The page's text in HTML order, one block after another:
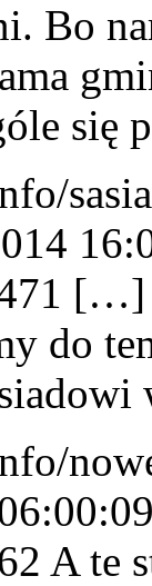
Bo
się
[…]
do
A te